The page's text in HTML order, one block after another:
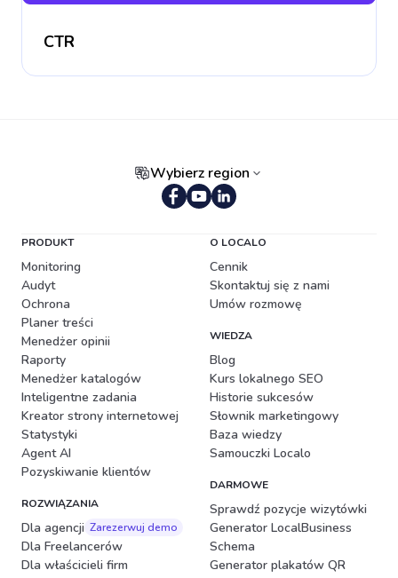
CTR
Wybierz region
PRODUKT
Monitoring
Audyt
Ochrona
Planer treści
Menedżer opinii
Raporty
Menedżer katalogów
Inteligentne zadania
Kreator strony internetowej
Statystyki
Agent AI
Pozyskiwanie klientów
ROZWIĄZANIA
Dla agencji Zarezerwuj demo
Dla Freelancerów
Dla właścicieli firm
O LOCALO
Cennik
Skontaktuj się z nami
Umów rozmowę
WIEDZA
Blog
Kurs lokalnego SEO
Historie sukcesów
Słownik marketingowy
Baza wiedzy
Samouczki Localo
DARMOWE
Sprawdź pozycje wizytówki
Generator LocalBusiness
Schema
Generator plakatów QR